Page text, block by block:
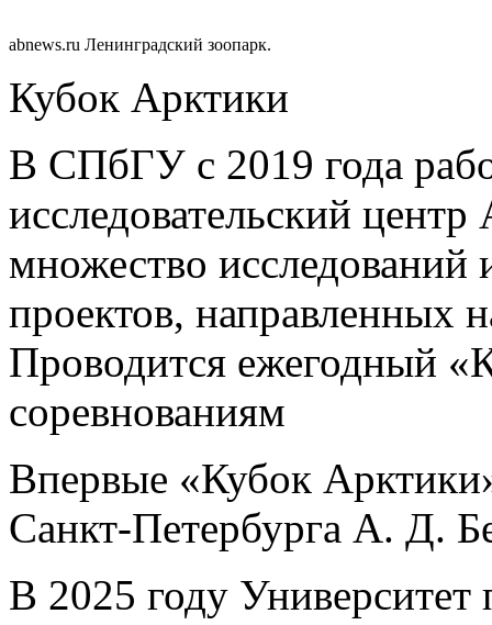
abnews.ru Ленинградский зоопарк.
Кубок Арктики
В СПбГУ с 2019 года
исследовательский
множество
проектов, направленных
Проводится ежегодный
соревнованиям
Впервые «Кубок
Санкт-Петербурга А. Д.
В 2025 году Университет